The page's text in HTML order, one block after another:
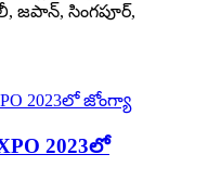
జపాన్, సింగపూర్,
2023లో